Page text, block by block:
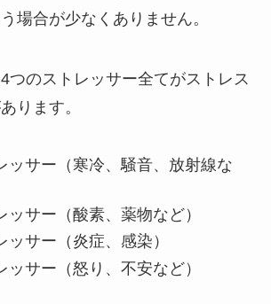
場合が少なくありません。
つのストレッサー全てがストレス
ります。
ッサー（寒冷、騒音、放射線な
ッサー（酸素、薬物など）
ッサー（炎症、感染）
ッサー（怒り、不安など）